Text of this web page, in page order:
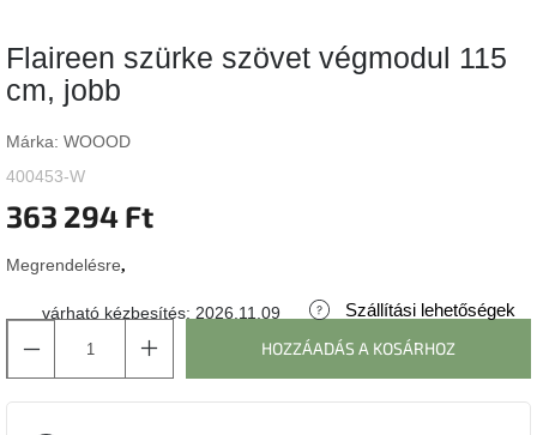
gyűjtemény
Home
gyűjtemény
Richmond
gyűjtemény
line
Tenzo
Flaireen szürke szövet végmodul 115
cm, jobb
Márka: WOOOD
400453-W
363 294 Ft
Megrendelésre
várható kézbesítés: 2026.11.09
Szállítási lehetőségek
HOZZÁADÁS A KOSÁRHOZ